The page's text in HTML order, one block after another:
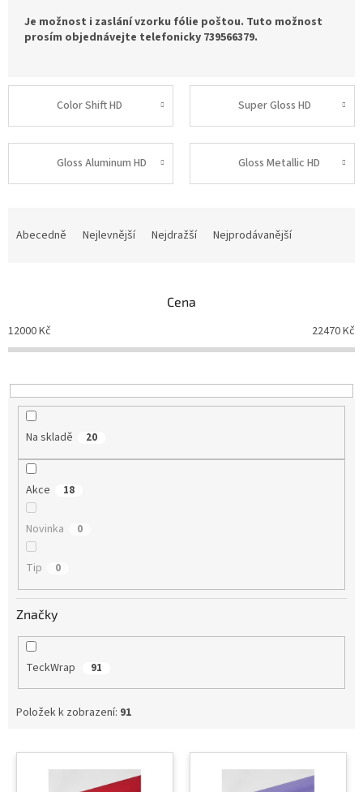
Je možnost i zaslání vzorku fólie poštou. Tuto možnost
prosím objednávejte telefonicky 739566379.
Color Shift HD Super Gloss HD
Gloss Aluminum HD Gloss Metallic HD
p
r
o
u
Abecedně Nejlevnější Nejdražší Nejprodávanější
Cena
12000Kč 22470Kč
Na skladě 20
Akce 18
Novinka 0
Tip 0
Značky
TeckWrap 91
Položek k zobrazení: 91
V